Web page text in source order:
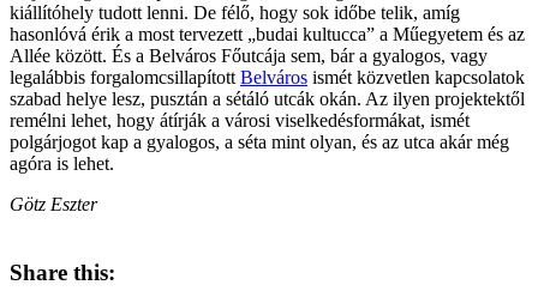
kiállítóhely tudott lenni. De félő, hogy sok időbe telik, amíg
hasonlóvá érik a most tervezett „budai kultucca” a Műegyetem és az
Allée között. És a Belváros Főutcája sem, bár a gyalogos, vagy
legalábbis forgalomcsillapított Belváros ismét közvetlen kapcsolatok
szabad helye lesz, pusztán a sétáló utcák okán. Az ilyen projektektől
remélni lehet, hogy átírják a városi viselkedésformákat, ismét
polgárjogot kap a gyalogos, a séta mint olyan, és az utca akár még
agóra is lehet.
Götz Eszter
Share this: